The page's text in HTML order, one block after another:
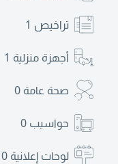
تراخيص 1
أجهزة منزلية 1
صحة عامة 0
حواسيب 0
لوحات إعلانية 0